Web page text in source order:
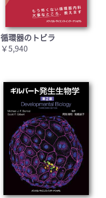
循環器のトビラ
￥5,940